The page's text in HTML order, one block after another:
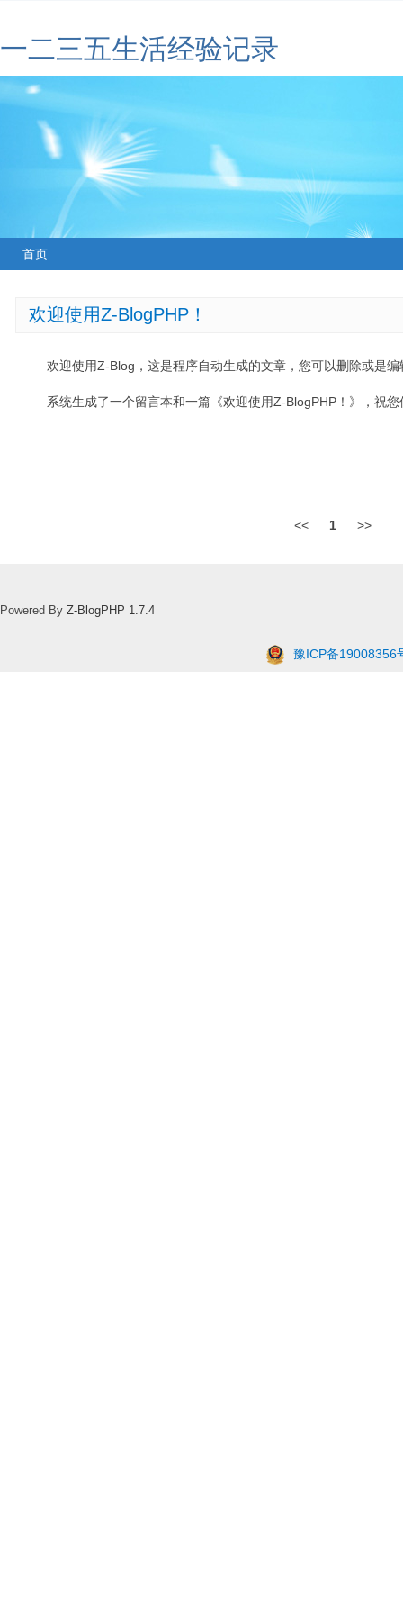
一二三五生活经验记录
首页
欢迎使用Z-BlogPHP！
欢迎使用Z-Blog，这是程序自动生成的文章，您可以删除或是编
系统生成了一个留言本和一篇《欢迎使用Z-BlogPHP！》，祝
<< 1 >>
Powered By Z-BlogPHP 1.7.4
豫ICP备19008356